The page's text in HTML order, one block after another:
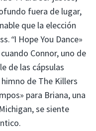
fuera de lugar,
que la elección
“I Hope You Dance»
Connor, uno de
de las cápsulas
de The Killers
para Briana, una
se siente